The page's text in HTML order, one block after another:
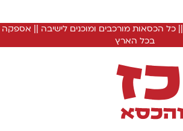
כל הכסאות מורכבים ומוכנים לישיבה || אספקה
בכל הארץ